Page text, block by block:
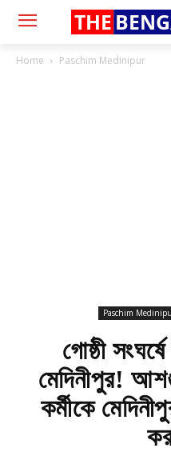
THE
Home Paschim Medinipur
Paschim
গোষ্ঠী
মেদিনীপুর!
কর্মীকে